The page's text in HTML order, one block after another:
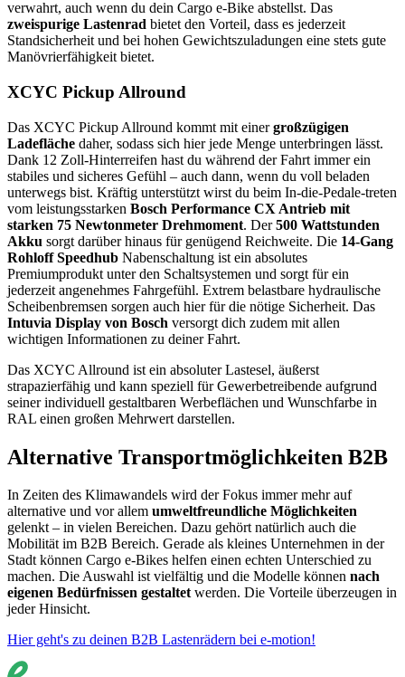
verwahrt, auch wenn du dein Cargo e-Bike abstellst. Das
zweispurige Lastenrad bietet den Vorteil, dass es jederzeit
Standsicherheit und bei hohen Gewichtszuladungen eine stets gute
Manövrierfähigkeit bietet.
XCYC Pickup Allround
Das XCYC Pickup Allround kommt mit einergroßzügigen
Ladefläche daher, sodass sich hier jede Menge unterbringen lässt.
Dank 12 Zoll-Hinterreifen hast du während der Fahrt immer ein
stabiles und sicheres Gefühl – auch dann, wenn du voll beladen
unterwegs bist. Kräftig unterstützt wirst du beim In-die-Pedale-treten
vom leistungsstarken Bosch Performance CX Antrieb mit
starken 75 Newtonmeter Drehmoment. Der500 Wattstunden
Akku sorgt darüber hinaus für genügend Reichweite. Die 14-Gang
Rohloff Speedhub Nabenschaltung ist ein absolutes
Premiumprodukt unter den Schaltsystemen und sorgt für ein
jederzeit angenehmes Fahrgefühl. Extrem belastbare hydraulische
Scheibenbremsen sorgen auch hier für die nötige Sicherheit. Das
Intuvia Display von Bosch versorgt dich zudem mit allen
wichtigen Informationen zu deiner Fahrt.
Das XCYC Allround ist ein absoluter Lastesel, äußerst
strapazierfähig und kann speziell für Gewerbetreibende aufgrund
seiner individuell gestaltbaren Werbeflächen und Wunschfarbe in
RAL einen großen Mehrwert darstellen.
Alternative Transportmöglichkeiten B2B
In Zeiten des Klimawandels wird der Fokus immer mehr auf
alternative und vor allem umweltfreundliche Möglichkeiten
gelenkt – in vielen Bereichen. Dazu gehört natürlich auch die
Mobilität im B2B Bereich. Gerade als kleines Unternehmen in der
Stadt können Cargo e-Bikes helfen einen echten Unterschied zu
machen. Die Auswahl ist vielfältig und die Modelle können nach
eigenen Bedürfnissen gestaltetwerden. Die Vorteile überzeugen in
jeder Hinsicht.
Hier geht's zu deinen B2B Lastenrädern bei e-motion!